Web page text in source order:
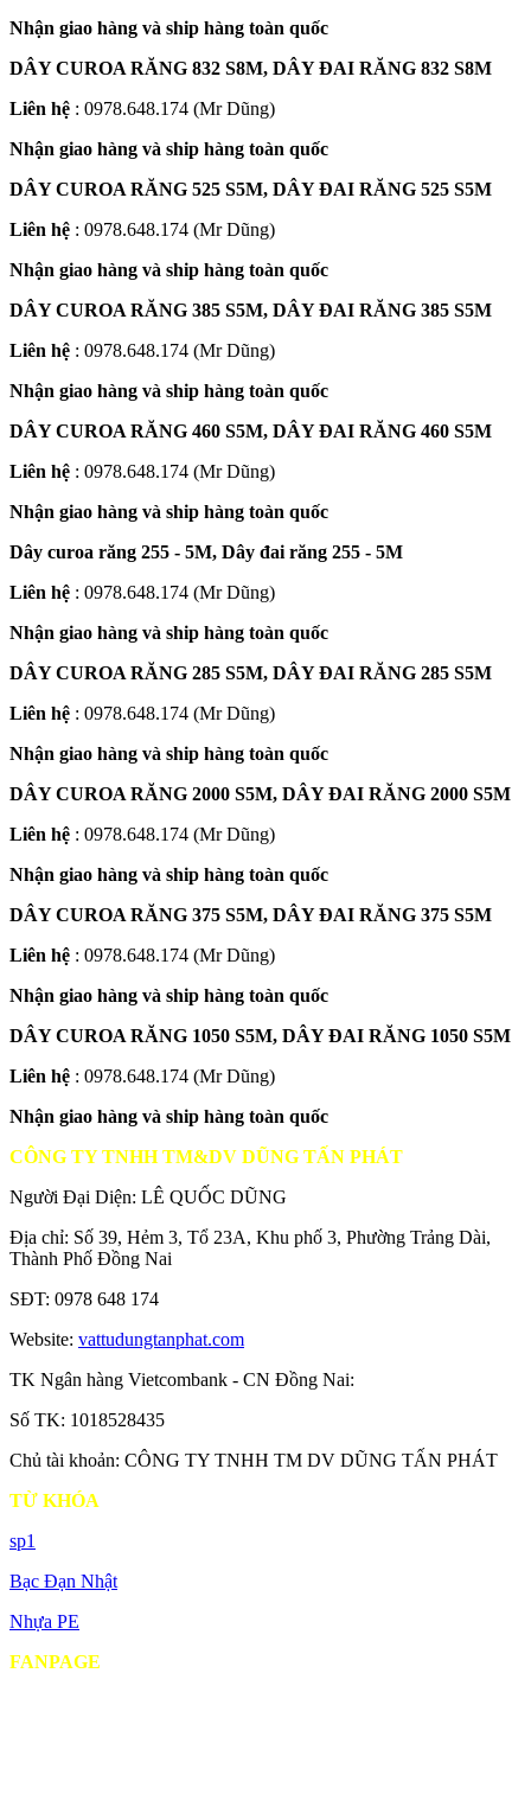
Nhận giao hàng và ship hàng toàn quốc
DÂY CUROA RĂNG 832 S8M, DÂY ĐAI RĂNG 832 S8M
Liên hệ : 0978.648.174 (Mr Dũng)
Nhận giao hàng và ship hàng toàn quốc
DÂY CUROA RĂNG 525 S5M, DÂY ĐAI RĂNG 525 S5M
Liên hệ : 0978.648.174 (Mr Dũng)
Nhận giao hàng và ship hàng toàn quốc
DÂY CUROA RĂNG 385 S5M, DÂY ĐAI RĂNG 385 S5M
Liên hệ : 0978.648.174 (Mr Dũng)
Nhận giao hàng và ship hàng toàn quốc
DÂY CUROA RĂNG 460 S5M, DÂY ĐAI RĂNG 460 S5M
Liên hệ : 0978.648.174 (Mr Dũng)
Nhận giao hàng và ship hàng toàn quốc
Dây curoa răng 255 - 5M, Dây đai răng 255 - 5M
Liên hệ : 0978.648.174 (Mr Dũng)
Nhận giao hàng và ship hàng toàn quốc
DÂY CUROA RĂNG 285 S5M, DÂY ĐAI RĂNG 285 S5M
Liên hệ : 0978.648.174 (Mr Dũng)
Nhận giao hàng và ship hàng toàn quốc
DÂY CUROA RĂNG 2000 S5M, DÂY ĐAI RĂNG 2000 S5M
Liên hệ : 0978.648.174 (Mr Dũng)
Nhận giao hàng và ship hàng toàn quốc
DÂY CUROA RĂNG 375 S5M, DÂY ĐAI RĂNG 375 S5M
Liên hệ : 0978.648.174 (Mr Dũng)
Nhận giao hàng và ship hàng toàn quốc
DÂY CUROA RĂNG 1050 S5M, DÂY ĐAI RĂNG 1050 S5M
Liên hệ : 0978.648.174 (Mr Dũng)
Nhận giao hàng và ship hàng toàn quốc
CÔNG TY TNHH TM&DV DŨNG TẤN PHÁT
Người Đại Diện: LÊ QUỐC DŨNG
Địa chỉ: Số 39, Hẻm 3, Tổ 23A, Khu phố 3, Phường Trảng Dài,
Thành Phố Đồng Nai
SĐT: 0978 648 174
Website: vattudungtanphat.com
TK Ngân hàng Vietcombank - CN Đồng Nai:
Số TK: 1018528435
Chủ tài khoản: CÔNG TY TNHH TM DV DŨNG TẤN PHÁT
TỪ KHÓA
sp1
Bạc Đạn Nhật
Nhựa PE
FANPAGE